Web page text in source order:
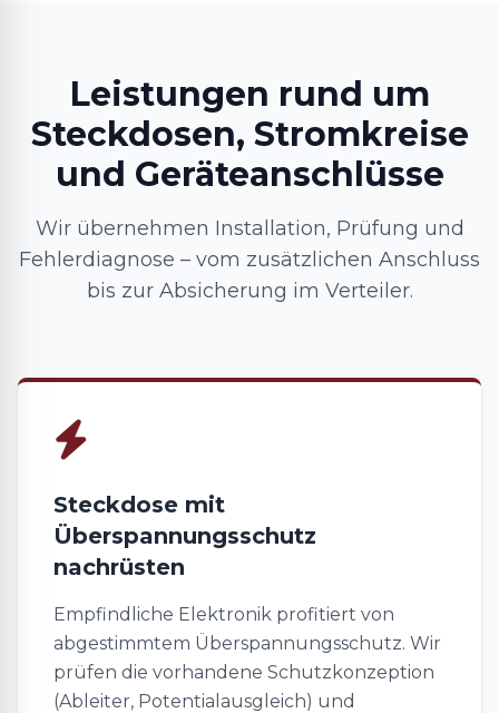
Leistungen rund um
Steckdosen, Stromkreise
und Geräteanschlüsse
Wir übernehmen Installation, Prüfung und
Fehlerdiagnose – vom zusätzlichen Anschluss
bis zur Absicherung im Verteiler.
Steckdose mit
Überspannungsschutz
nachrüsten
Empfindliche Elektronik profitiert von
abgestimmtem Überspannungsschutz. Wir
prüfen die vorhandene Schutzkonzeption
(Ableiter, Potentialausgleich) und